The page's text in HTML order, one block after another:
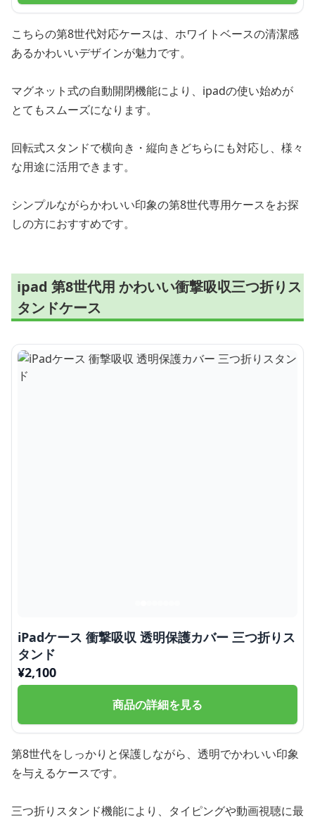
こちらの第8世代対応ケースは、ホワイトベースの清潔感
あるかわいいデザインが魅力です。
マグネット式の自動開閉機能により、ipadの使い始めが
とてもスムーズになります。
回転式スタンドで横向き・縦向きどちらにも対応し、様々
な用途に活用できます。
シンプルながらかわいい印象の第8世代専用ケースをお探
しの方におすすめです。
ipad 第8世代用 かわいい衝撃吸収三つ折りス
タンドケース
iPadケース 衝撃吸収 透明保護カバー 三つ折りス
タンド
¥2,100
商品の詳細を見る
第8世代をしっかりと保護しながら、透明でかわいい印象
を与えるケースです。
三つ折りスタンド機能により、タイピングや動画視聴に最